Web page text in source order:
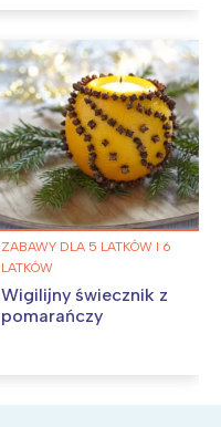
ZABAWY DLA 5 LATKÓW I 6
LATKÓW
Wigilijny świecznik z
pomarańczy